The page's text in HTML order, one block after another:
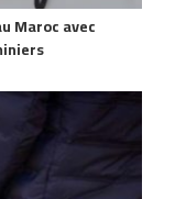
Maroc avec